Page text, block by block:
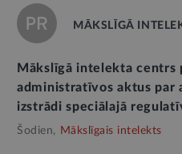
MĀKSLĪGĀ
Mākslīgā intelekta centrs
administratīvos aktus par
izstrādi speciālajā
Šodien, Mākslīgais intelekts